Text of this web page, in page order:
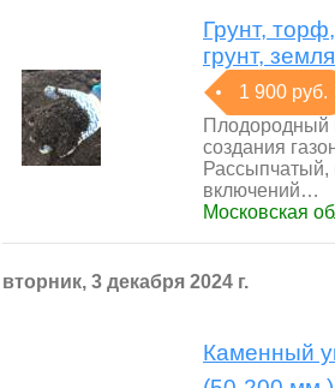
Грунт,
грунт,
1 900 руб.
Плодородный
создания
Рассыпчатый,
включений…
Московская
вторник, 3 декабря 2024 г.
Каменный